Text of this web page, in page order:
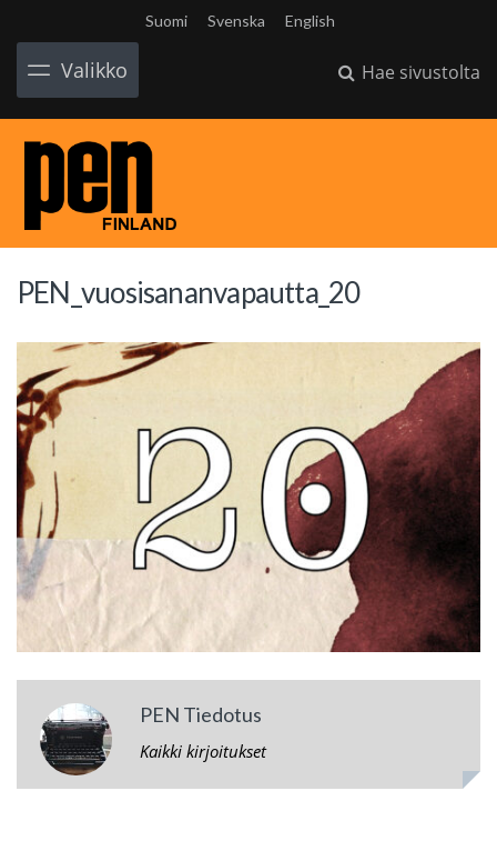
Suomi Svenska English
Valikko Hae sivustolta
PEN_vuosisananvapautta_20
PEN Tiedotus
Kaikki kirjoitukset